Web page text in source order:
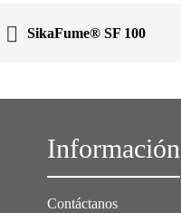
SikaFume® SF 100
Información
Contáctanos